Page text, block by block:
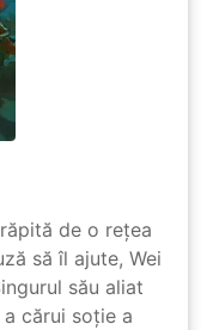
de o rețea
să îl ajute, Wei
său aliat
cărui soție a